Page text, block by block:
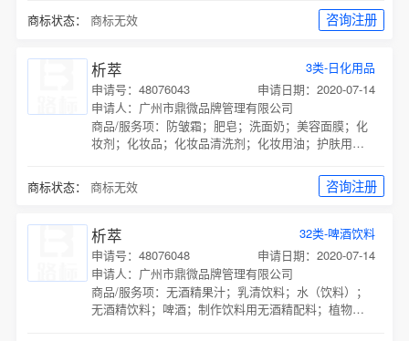
业信息；商业管理辅助；广告；替他人推销；工商管
理辅助；
商标状态：商标无效 咨询注册
析萃
3类-日化用品
申请号：48076043
申请日期：2020-07-14
申请人：广州市鼎微品牌管理有限公司
商品/服务项： 防皱霜；肥皂；洗面奶；美容面膜；化
妆剂；化妆品；化妆品清洗剂；化妆用油；护肤用化
商标状态：商标无效 咨询注册
析萃
32类-啤酒饮料
申请号：48076048
申请日期：2020-07-14
申请人：广州市鼎微品牌管理有限公司
商品/服务项：无酒精果汁；乳清饮料；水（饮料）；
无酒精饮料；啤酒；制作饮料用无酒精配料；植物饮